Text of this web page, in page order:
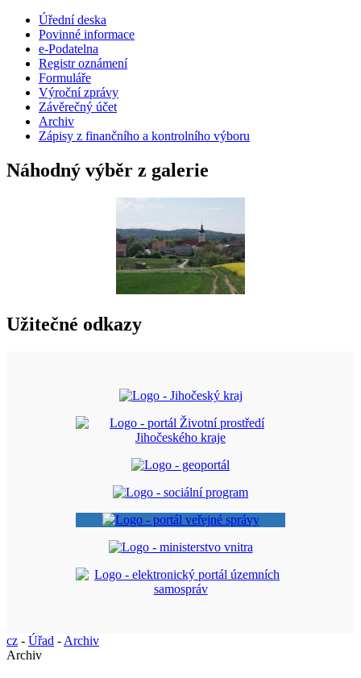
Úřední deska
Povinné informace
e-Podatelna
Registr oznámení
Formuláře
Výroční zprávy
Závěrečný účet
Archiv
Zápisy z finančního a kontrolního výboru
Náhodný výběr z galerie
Užitečné odkazy
cz - Úřad - Archiv
Archiv